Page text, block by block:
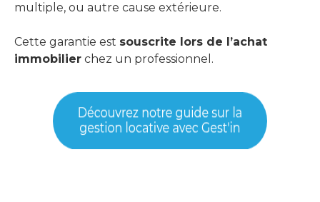
multiple, ou autre cause extérieure.
Cette garantie est souscrite lors de l’achat
immobilier chez un professionnel.